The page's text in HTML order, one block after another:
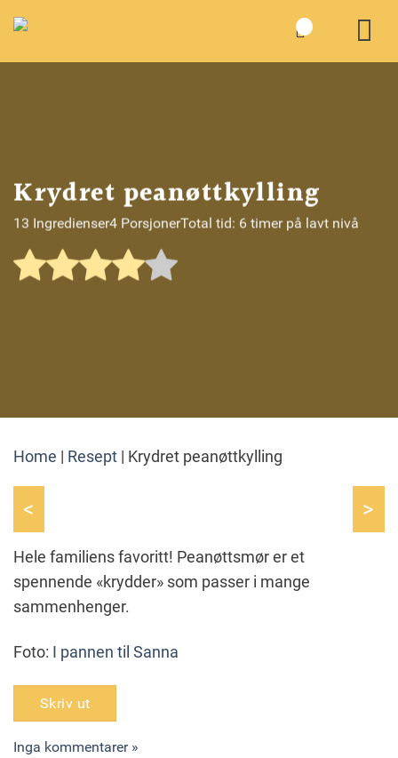
Krydret peanøttkylling
13 Ingredienser4 PorsjonerTotal tid: 6 timer på lavt nivå
Home Resept Krydret peanøttkylling
< >
Hele familiens favoritt! Peanøttsmør er et
spennende «krydder» som passer i mange
sammenhenger.
Foto: I pannen til Sanna
Skriv ut
Inga kommentarer »